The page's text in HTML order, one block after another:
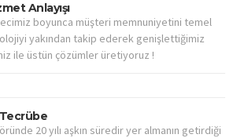
Anlayışı
boyunca müşteri memnuniyetini temel
yakından takip ederek genişlettiğimiz
ile üstün çözümler üretiyoruz !
20 yılı aşkın süredir yer almanın getirdiği